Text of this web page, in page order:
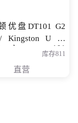
优盘DT101 G2
Kingston U 盘
101
库存811
直营